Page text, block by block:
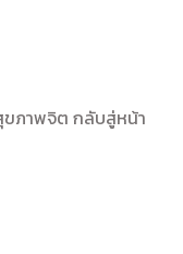
ภาพจิต กลับสู่หน้า